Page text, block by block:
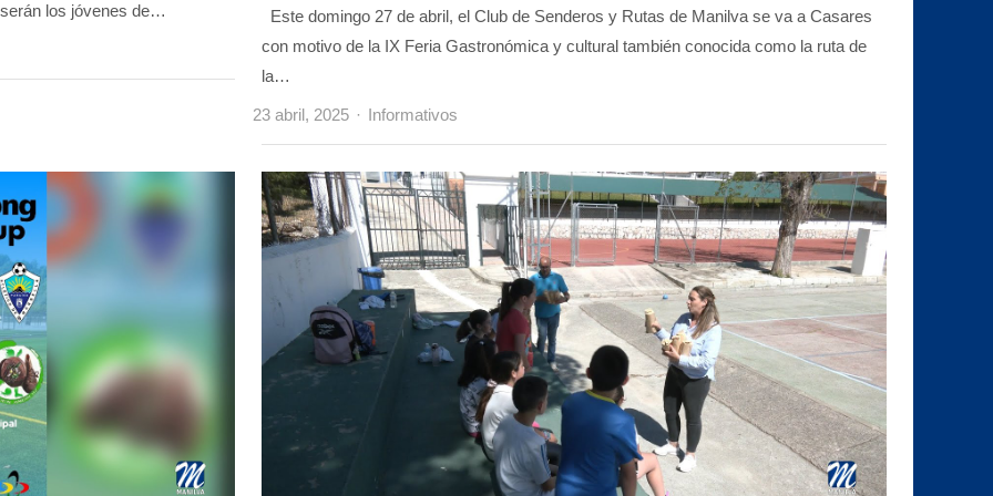
los jóvenes de…
Este domingo 27 de abril, el Club de Senderos y Rutas de Manilva se va a Casares
con motivo de la IX Feria Gastronómica y cultural también conocida como la ruta de
la…
23 abril, 2025 Author
Informativos